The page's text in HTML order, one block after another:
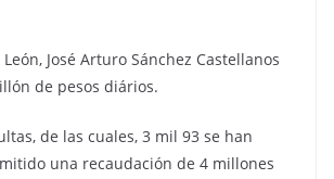
José Arturo Sánchez Castellanos
de pesos diários.
de las cuales, 3 mil 93 se han
una recaudación de 4 millones